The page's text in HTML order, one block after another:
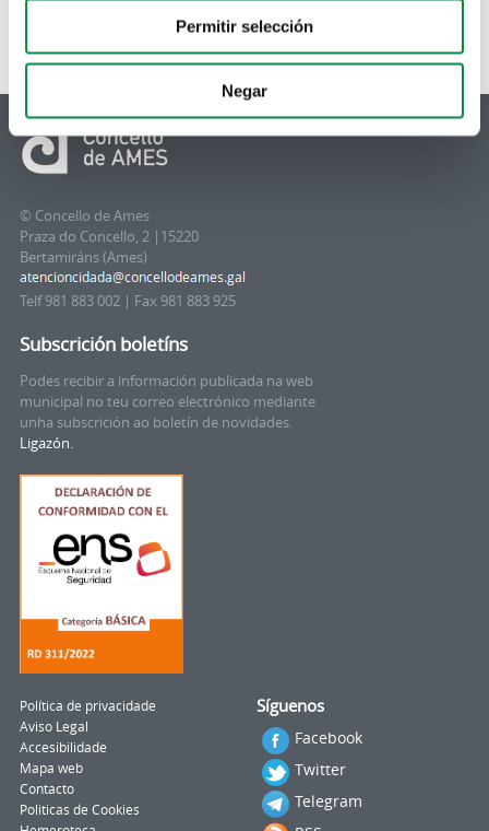
Permitir selección
Negar
© Concello de Ames
Praza do Concello, 2 |15220
Bertamiráns (Ames)
Telf 981 883 002 | Fax 981 883 925
Subscrición boletíns
Podes recibir a información publicada na web
municipal no teu correo electrónico mediante
unha subscrición ao boletín de novidades.
Ligazón.
Síguenos
Facebook
Twitter
Telegram
Política de privacidade
Aviso Legal
Accesibilidade
Mapa web
Contacto
Politicas de Cookies